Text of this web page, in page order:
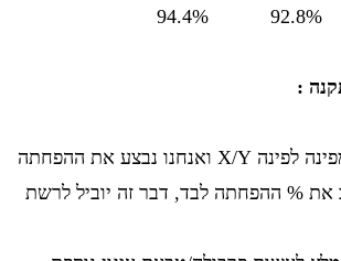
92.8%
94.4%
:
מידות יש למדוד מפינה לפינה X/Y ואנחנו נבצע את ההפחתה
את % ההפחתה לבד, דבר זה יוביל לרשת